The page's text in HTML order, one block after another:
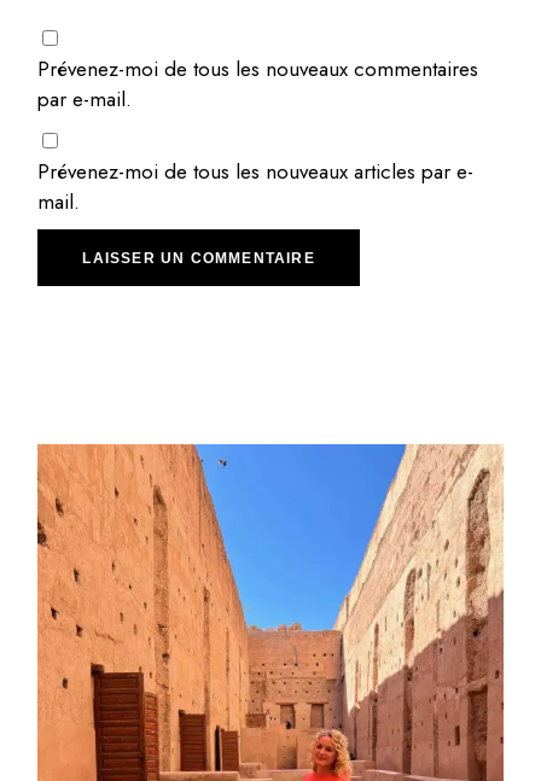
Prévenez-moi de tous les nouveaux commentaires
par e-mail.
Prévenez-moi de tous les nouveaux articles par e-
mail.
LAISSER UN COMMENTAIRE